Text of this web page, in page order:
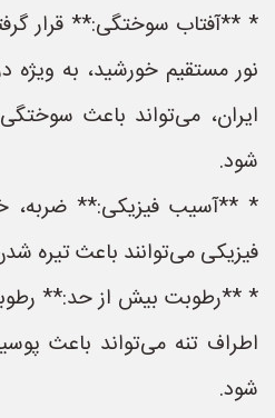
* **آفتاب سوختگی:** قرار
نور مستقیم خورشید، به
ایران، می‌تواند باعث
شود.
* **آسیب فیزیکی:** ضربه،
فیزیکی می‌توانند باعث تیره
* **رطوبت بیش از حد:**
اطراف تنه می‌تواند باعث
شود.